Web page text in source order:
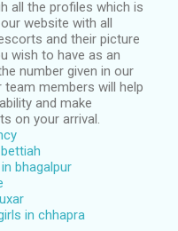
all the profiles which is
website with all
and their picture
wish to have as an
number given in our
members will help
and make
on your arrival.
bhagalpur
in chhapra